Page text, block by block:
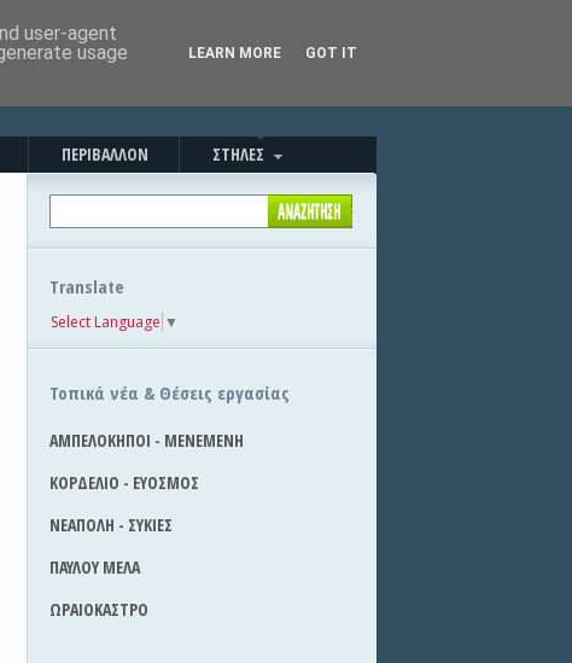
ΠΕΡΙΒΑΛΛΟΝ ΣΤΗΛΕΣ
Translate
Select Language ▼
Τοπικά νέα & Θέσεις εργασίας
ΑΜΠΕΛΟΚΗΠΟΙ - ΜΕΝΕΜΕΝΗ
ΚΟΡΔΕΛΙΟ - ΕΥΟΣΜΟΣ
ΝΕΑΠΟΛΗ - ΣΥΚΙΕΣ
ΠΑΥΛΟΥ ΜΕΛΑ
ΩΡΑΙΟΚΑΣΤΡΟ
user-agent
usage
LEARN MORE GOT IT